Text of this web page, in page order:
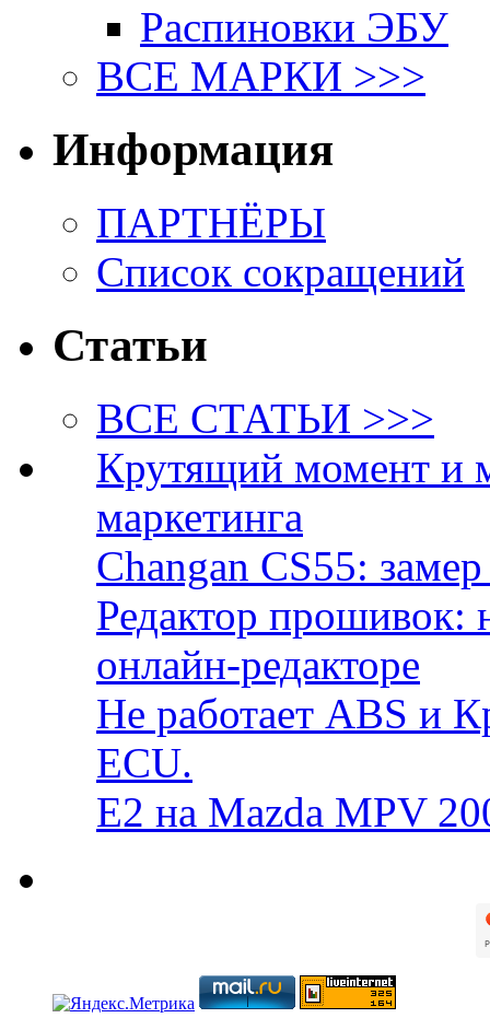
Распиновки ЭБУ
ВСЕ МАРКИ >>>
Информация
ПАРТНЁРЫ
Список сокращений
Статьи
ВСЕ СТАТЬИ >>>
Крутящий момент и
маркетинга
Changan CS55:
Редактор прошивок:
онлайн-редакторе
Не работает ABS и
ECU.
E2 на Mazda MPV